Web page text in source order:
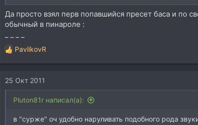
Да просто взял перв попавшийся пресет баса и по
обычный в пинароле :
Р
е
к
ц
PavlikovR
25 Окт 2011
Pluton81r написал(а):
в "сурже" оч удобно наруливать подобного рода